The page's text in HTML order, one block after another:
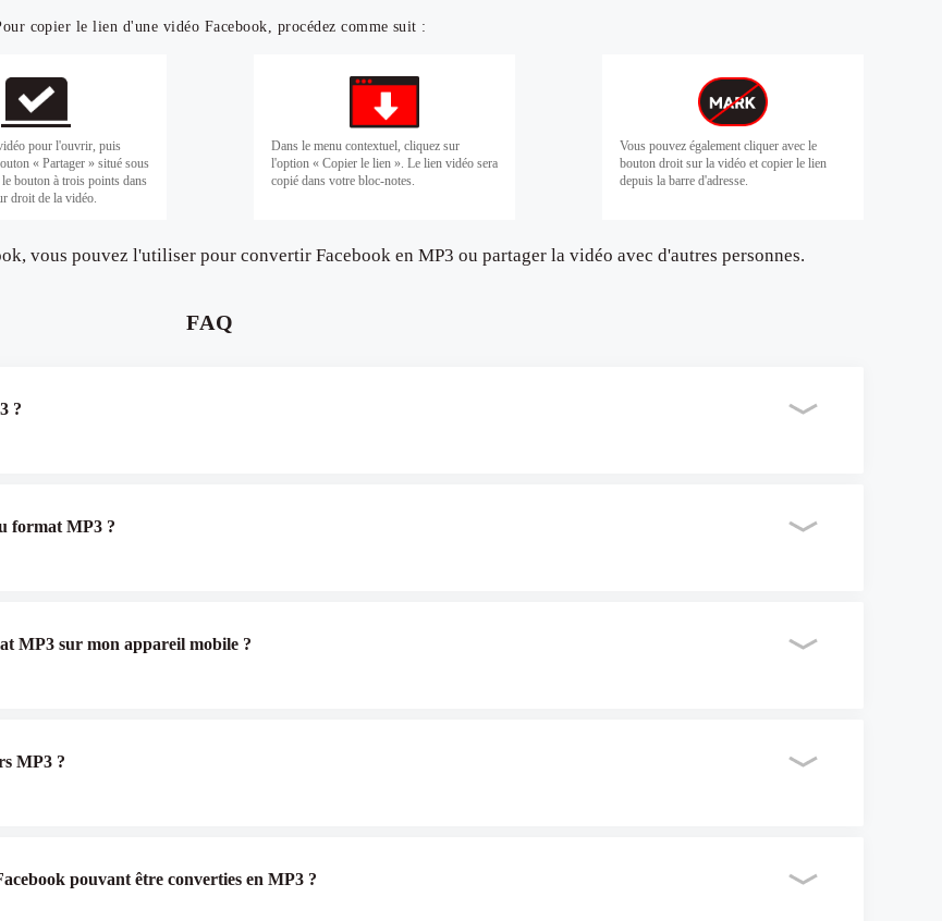
copier le lien d'une vidéo Facebook, procédez comme suit :
pour l'ouvrir, puis
« Partager » situé sous
bouton à trois points dans
droit de la vidéo.
Dans le menu contextuel, cliquez sur
l'option « Copier le lien ». Le lien vidéo sera
copié dans votre bloc-notes.
Vous pouvez également cliquer avec le
bouton droit sur la vidéo et copier le lien
depuis la barre d'adresse.
vous pouvez l'utiliser pour convertir Facebook en MP3 ou partager la vidéo avec d'autres personnes.
FAQ
?
format MP3 ?
MP3 sur mon appareil mobile ?
MP3 ?
pouvant être converties en MP3 ?